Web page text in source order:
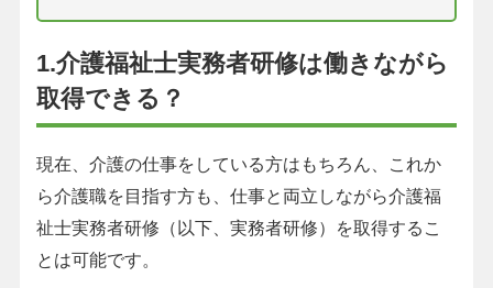
1.介護福祉士実務者研修は働きながら
取得できる？
現在、介護の仕事をしている方はもちろん、これか
ら介護職を目指す方も、仕事と両立しながら介護福
祉士実務者研修（以下、実務者研修）を取得するこ
とは可能です。